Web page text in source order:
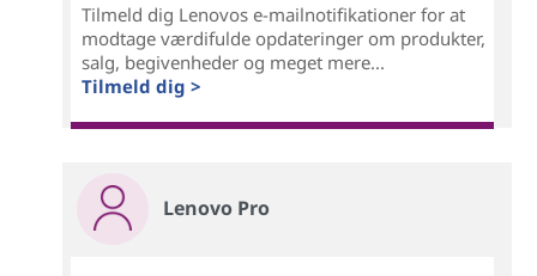
Tilmeld dig Lenovos e-mailnotifikationer for at
modtage værdifulde opdateringer om produkter,
salg, begivenheder og meget mere...
Tilmeld dig >
Lenovo Pro